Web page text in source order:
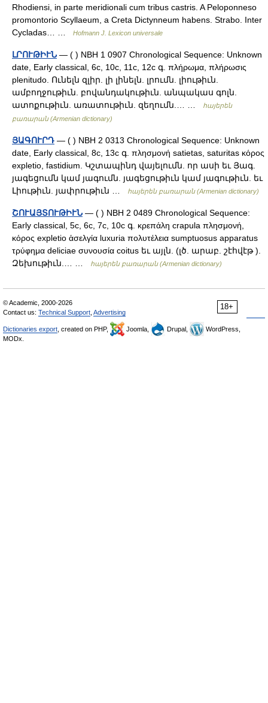
Rhodiensi, in parte meridionali cum tribus castris. A Peloponneso
promontorio Scyllaeum, a Creta Dictynneum habens. Strabo. Inter
Cycladas… …
Hofmann J. Lexicon universale
ԼՐՈՒԹԻՒՆ — ( ) NBH 1 0907 Chronological Sequence: Unknown
date, Early classical, 6c, 10c, 11c, 12c գ. πλήρωμα, πλήρωσις
plenitudo. Ունելն զլիր. լի լինելն. լրումն. լիութիւն.
ամբողջութիւն. բովանդակութիւն. անպակաս գոլն.
ատոքութիւն. առատութիւն. զեղումն.… …
հայերեն
բառարան (Armenian dictionary)
ՅԱԳՈՒՐԴ — ( ) NBH 2 0313 Chronological Sequence: Unknown
date, Early classical, 8c, 13c գ. πλησμονή satietas, saturitas κόρος
expletio, fastidium. Կշտապինդ վայելումն. որ ասի եւ Յագ.
յագեցումն կամ յագումն. յագեցութիւն կամ յագութիւն. եւ
Լիութիւն. յափրութիւն …
հայերեն բառարան (Armenian dictionary)
ՇՈՒԱՅՏՈՒԹԻՒՆ — ( ) NBH 2 0489 Chronological Sequence:
Early classical, 5c, 6c, 7c, 10c գ. κρεπάλη crapula πλησμονή,
κόρος expletio ἁσελγία luxuria πολυτέλεια sumptuosus apparatus
τρύφημα deliciae συνουσία coitus եւ այլն. (լծ. արաբ. շէհվէթ ).
Զեխութիւն.… …
հայերեն բառարան (Armenian dictionary)
18+
© Academic, 2000-2026
Contact us: Technical Support Advertising
Dictionaries export , created on PHP, Joomla, Drupal,
WordPress,
MODx.